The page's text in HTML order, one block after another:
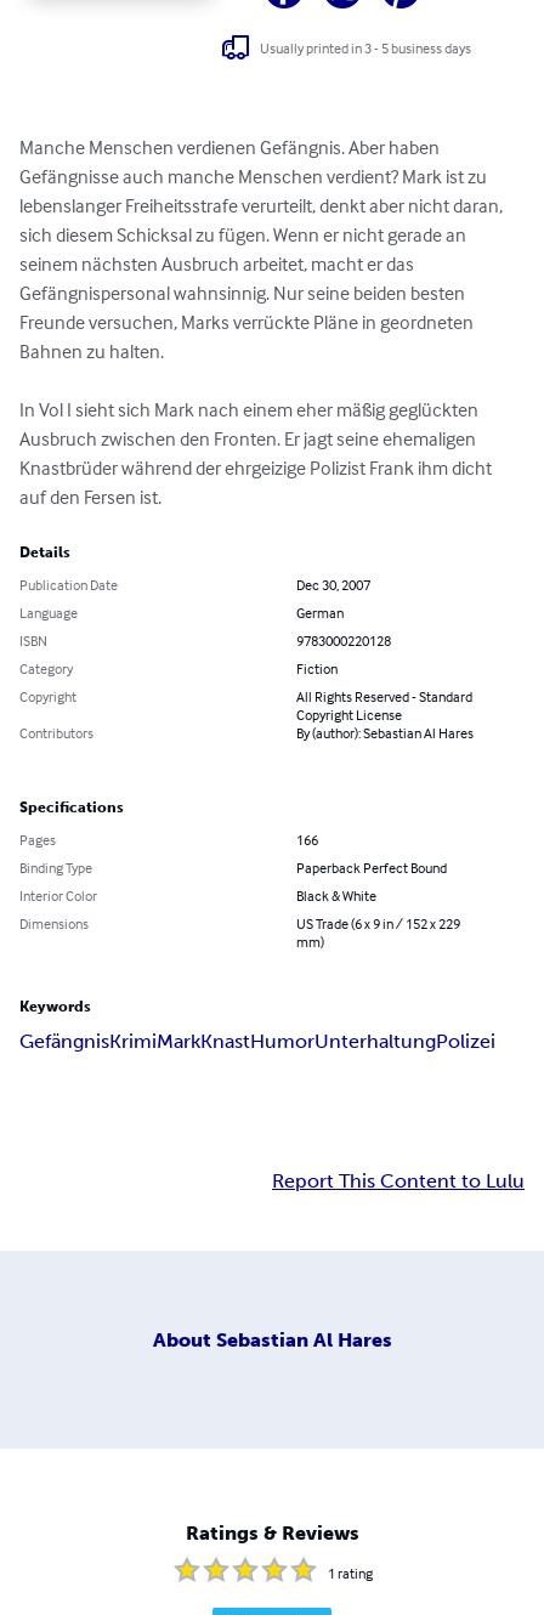
Usually printed in 3 - 5 business days
Manche Menschen verdienen Gefängnis. Aber haben
Gefängnisse auch manche Menschen verdient? Mark ist zu
lebenslanger Freiheitsstrafe verurteilt, denkt aber nicht daran,
sich diesem Schicksal zu fügen. Wenn er nicht gerade an
seinem nächsten Ausbruch arbeitet, macht er das
Gefängnispersonal wahnsinnig. Nur seine beiden besten
Freunde versuchen, Marks verrückte Pläne in geordneten
Bahnen zu halten.
In Vol I sieht sich Mark nach einem eher mäßig geglückten
Ausbruch zwischen den Fronten. Er jagt seine ehemaligen
Knastbrüder während der ehrgeizige Polizist Frank ihm dicht
auf den Fersen ist.
Details
Publication Date
Dec 30, 2007
Language
German
ISBN
9783000220128
Category
Fiction
Copyright
All Rights Reserved - Standard
Copyright License
Contributors
By (author): Sebastian Al Hares
Specifications
Pages
166
Binding Type
Paperback Perfect Bound
Interior Color
Black & White
Dimensions
US Trade (6 x 9 in / 152 x 229
mm)
Keywords
GefängnisKrimiMarkKnastHumorUnterhaltungPolizei
Report This Content to Lulu
About Sebastian Al Hares
Ratings & Reviews
1 rating